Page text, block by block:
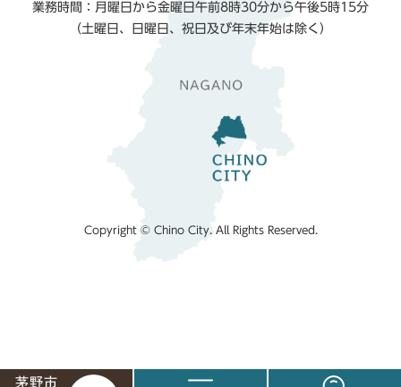
業務時間：月曜日から金曜日午前8時30分から午後5時15分
（土曜日、日曜日、祝日及び年末年始は除く）
Copyright © Chino City. All Rights Reserved.